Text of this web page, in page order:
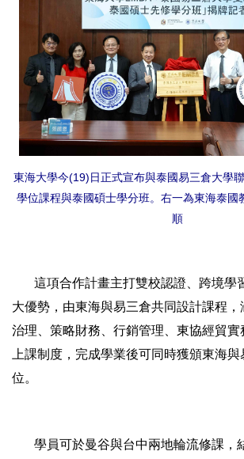
東海大學今(19)日正式宣布與泰國易三倉大學
學位課程與泰國碩士學分班。右一為東海泰國
順
這項合作計畫主打雙校認證、跨境學
大優勢，由東海與易三倉共同設計課程
治理、策略財務、行銷管理、東協經貿實
上課制度，完成學業後可同時獲頒東海
位。
學員可於曼谷與台中兩地輪流修課，